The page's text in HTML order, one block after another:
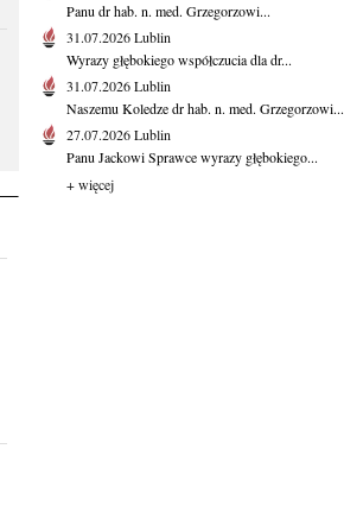
Panu dr hab. n. med. Grzegorzowi...
31.07.2026Lublin
Wyrazy głębokiego współczucia dla dr...
31.07.2026Lublin
Naszemu Koledze dr hab. n. med. Grzegorzowi...
27.07.2026Lublin
Panu Jackowi Sprawce wyrazy głębokiego...
+ więcej